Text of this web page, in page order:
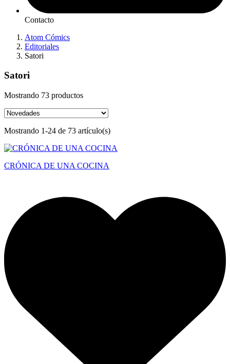
Contacto
Atom Cómics
Editoriales
Satori
Satori
Mostrando 73 productos
Mostrando 1-24 de 73 artículo(s)
CRÓNICA DE UNA COCINA